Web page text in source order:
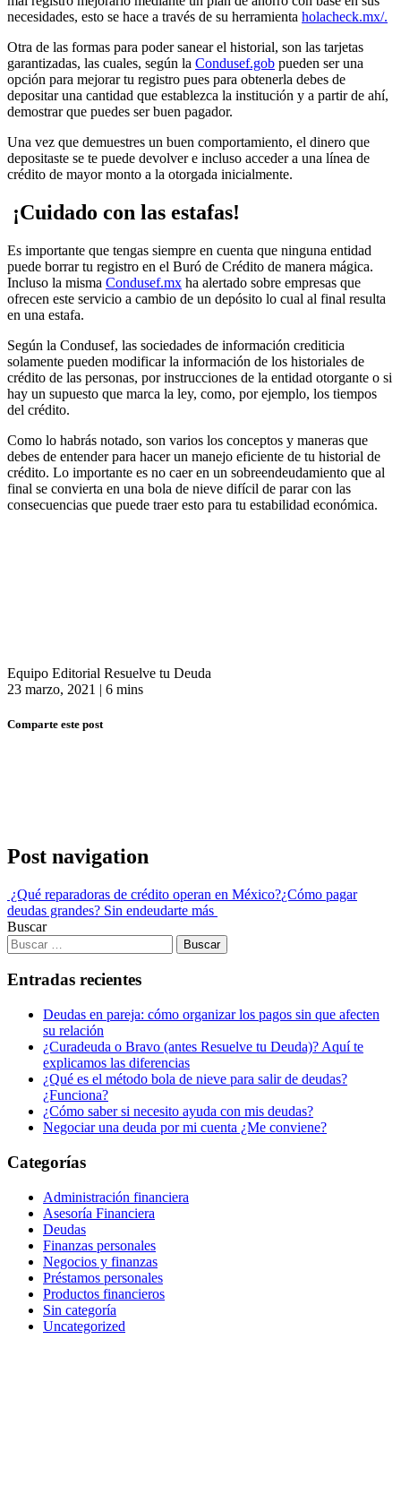
necesidades, esto se hace a través de su herramienta holacheck.mx/.
Otra de las formas para poder sanear el historial, son las tarjetas
garantizadas, las cuales, según la Condusef.gob pueden ser una
opción para mejorar tu registro pues para obtenerla debes de
depositar una cantidad que establezca la institución y a partir de ahí,
demostrar que puedes ser buen pagador.
Una vez que demuestres un buen comportamiento, el dinero que
depositaste se te puede devolver e incluso acceder a una línea de
crédito de mayor monto a la otorgada inicialmente.
¡Cuidado con las estafas!
Es importante que tengas siempre en cuenta que ninguna entidad
puede borrar tu registro en el Buró de Crédito de manera mágica.
Incluso la misma Condusef.mx ha alertado sobre empresas que
ofrecen este servicio a cambio de un depósito lo cual al final resulta
en una estafa.
Según la Condusef, las sociedades de información crediticia
solamente pueden modificar la información de los historiales de
crédito de las personas, por instrucciones de la entidad otorgante o si
hay un supuesto que marca la ley, como, por ejemplo, los tiempos
del crédito.
Como lo habrás notado, son varios los conceptos y maneras que
debes de entender para hacer un manejo eficiente de tu historial de
crédito. Lo importante es no caer en un sobreendeudamiento que al
final se convierta en una bola de nieve difícil de parar con las
consecuencias que puede traer esto para tu estabilidad económica.
Equipo Editorial Resuelve tu Deuda
23 marzo, 2021 | 6 mins
Comparte este post
Post navigation
¿Qué reparadoras de crédito operan en México?¿Cómo pagar
deudas grandes? Sin endeudarte más
Buscar
Entradas recientes
Deudas en pareja: cómo organizar los pagos sin que afecten
su relación
¿Curadeuda o Bravo (antes Resuelve tu Deuda)? Aquí te
explicamos las diferencias
¿Qué es el método bola de nieve para salir de deudas?
¿Funciona?
¿Cómo saber si necesito ayuda con mis deudas?
Negociar una deuda por mi cuenta ¿Me conviene?
Categorías
Administración financiera
Asesoría Financiera
Deudas
Finanzas personales
Negocios y finanzas
Préstamos personales
Productos financieros
Sin categoría
Uncategorized